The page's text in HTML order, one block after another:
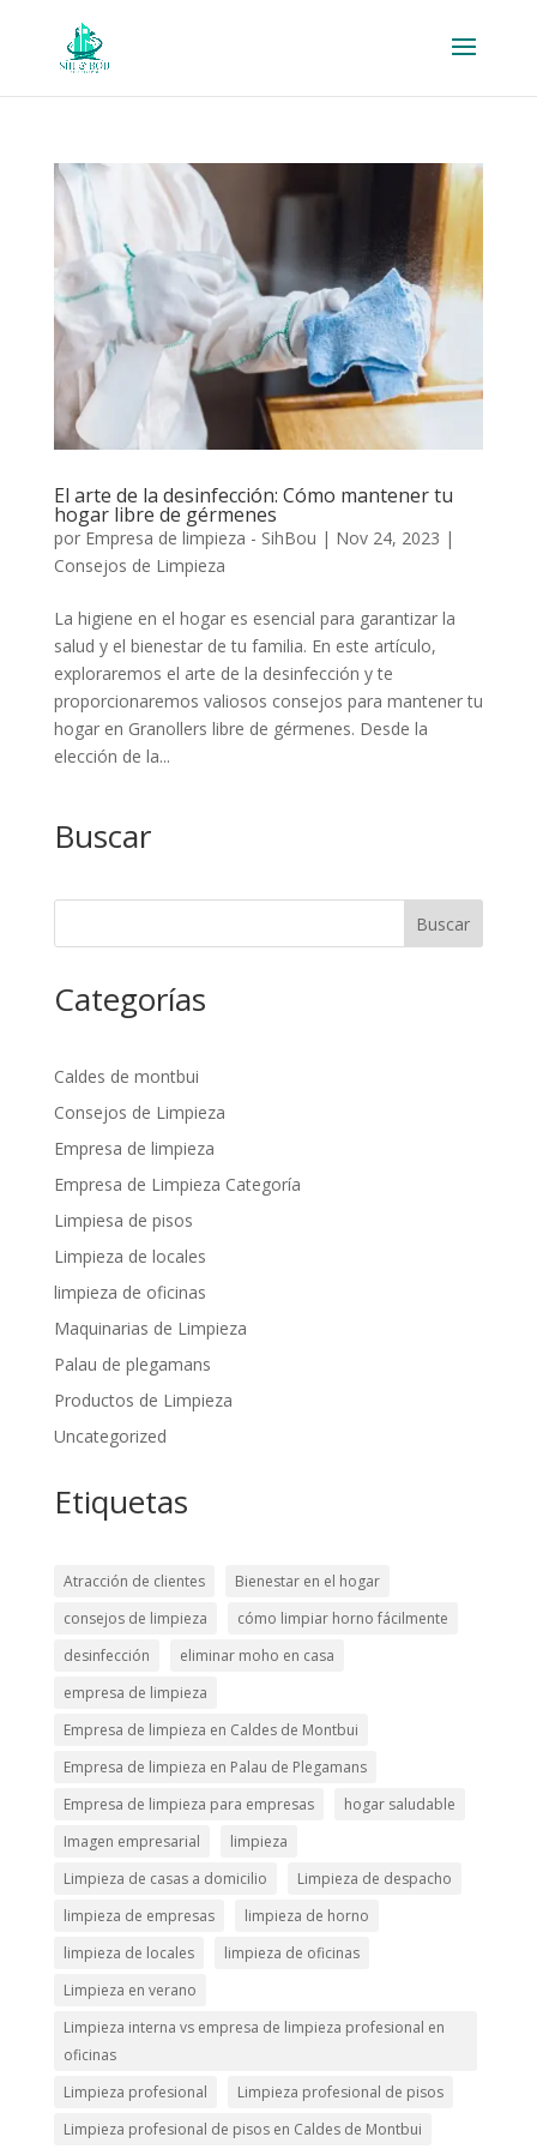
El arte de la desinfección: Cómo mantener tu
hogar libre de gérmenes
por Empresa de limpieza - SihBou | Nov 24, 2023 |
Consejos de Limpieza
La higiene en el hogar es esencial para garantizar la
salud y el bienestar de tu familia. En este artículo,
exploraremos el arte de la desinfección y te
proporcionaremos valiosos consejos para mantener tu
hogar en Granollers libre de gérmenes. Desde la
elección de la...
Buscar
Buscar
Categorías
Caldes de montbui
Consejos de Limpieza
Empresa de limpieza
Empresa de Limpieza Categoría
Limpiesa de pisos
Limpieza de locales
limpieza de oficinas
Maquinarias de Limpieza
Palau de plegamans
Productos de Limpieza
Uncategorized
Etiquetas
Atracción de clientes
Bienestar en el hogar
consejos de limpieza
cómo limpiar horno fácilmente
desinfección
eliminar moho en casa
empresa de limpieza
Empresa de limpieza en Caldes de Montbui
Empresa de limpieza en Palau de Plegamans
Empresa de limpieza para empresas
hogar saludable
Imagen empresarial
limpieza
Limpieza de casas a domicilio
Limpieza de despacho
limpieza de empresas
limpieza de horno
limpieza de locales
limpieza de oficinas
Limpieza en verano
Limpieza interna vs empresa de limpieza profesional en
oficinas
Limpieza profesional
Limpieza profesional de pisos
Limpieza profesional de pisos en Caldes de Montbui